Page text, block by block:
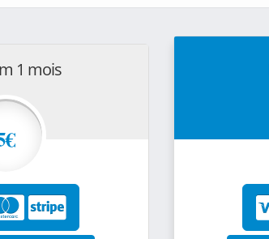
1 mois